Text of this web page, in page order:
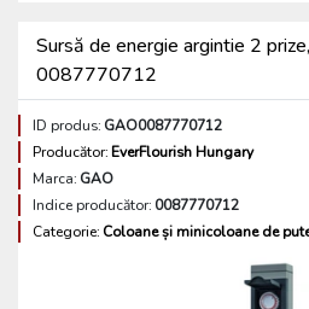
Sursă de energie argintie 2
0087770712
ID produs: GAO0087770712
Producător:EverFlourish Hungary
Marca: GAO
Indice producător: 0087770712
Categorie: Coloane și minicoloane de